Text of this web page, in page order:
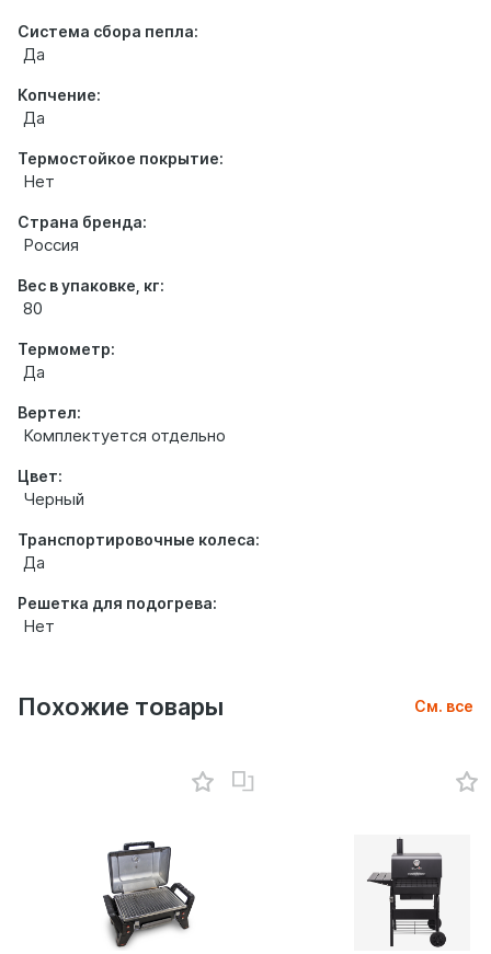
Система сбора пепла:
Да
Копчение:
Да
Термостойкое покрытие:
Нет
Страна бренда:
Россия
Вес в упаковке, кг:
80
Термометр:
Да
Вертел:
Комплектуется отдельно
Цвет:
Черный
Транспортировочные колеса:
Да
Решетка для подогрева:
Нет
Похожие товары См. все